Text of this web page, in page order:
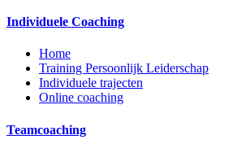
Individuele Coaching
Home
Training Persoonlijk Leiderschap
Individuele trajecten
Online coaching
Teamcoaching